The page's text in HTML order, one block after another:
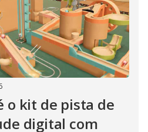
o kit de pista de
digital com